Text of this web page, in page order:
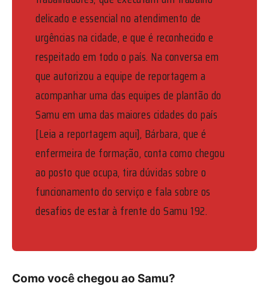
delicado e essencial no atendimento de
urgências na cidade, e que é reconhecido e
respeitado em todo o país. Na conversa em
que autorizou a equipe de reportagem a
acompanhar uma das equipes de plantão do
Samu em uma das maiores cidades do país
[Leia a reportagem aqui], Bárbara, que é
enfermeira de formação, conta como chegou
ao posto que ocupa, tira dúvidas sobre o
funcionamento do serviço e fala sobre os
desafios de estar à frente do Samu 192.
Como você chegou ao Samu?